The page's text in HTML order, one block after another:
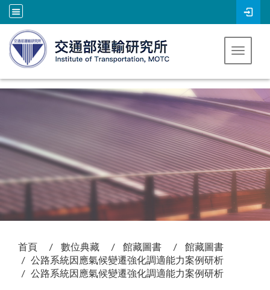
跳到主要內容
Toggle
首頁 數位典藏 館藏圖書
館藏圖書
公路系統因應氣候變遷強化調適能力案例研析
公路系統因應氣候變遷強化調適能力案例研析